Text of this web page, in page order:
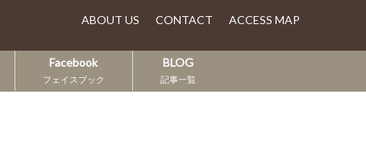
ABOUT US CONTACT ACCESS MAP
Facebook
フェイスブック
BLOG
記事一覧